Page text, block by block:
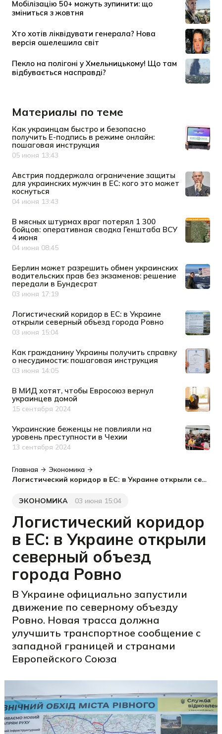
Материалы по теме
Как украинцам быстро и безопасно
получить Е-подпись в режиме онлайн:
пошаговая инструкция
Дата публикации
05 июня 13:43
Австрия поддержала ограничение защиты
для украинских мужчин в ЕС: кого это может
коснуться
Дата публикации
04 июня 13:43
В мясных штурмах враг потерял 1 300
бойцов: оперативная сводка Генштаба ВСУ
4 июня
Дата публикации
04 июня 08:45
Берлин может разрешить обмен украинских
водительских прав без экзаменов: решение
передали в Бундесрат
Дата публикации
03 июня 17:19
Логистический коридор в ЕС: в Украине
открыли северный объезд города Ровно
Дата публикации
03 июня 15:04
Как гражданину Украины получить справку
о несудимости: пошаговая инструкция
Дата публикации
03 июня 14:05
В МИД хотят, чтобы Евросоюз вернул
украинцев домой
Дата публикации
15 сентября 2024
Украинские беженцы не повлияли на
уровень преступности в Чехии
Дата публикации
13 сентября 2024
Главная
Экономика
Логистический коридор в ЕС: в Украине открыли северный объезд города Ровно
Категория
ЭКОНОМИКА
Дата публикации03 июня 15:04
Логистический коридор
в ЕС: в Украине открыли
северный объезд
города Ровно
В Украине официально запустили
движение по северному объезду
Ровно. Новая трасса должна
улучшить транспортное сообщение с
западной границей и странами
Европейского Союза